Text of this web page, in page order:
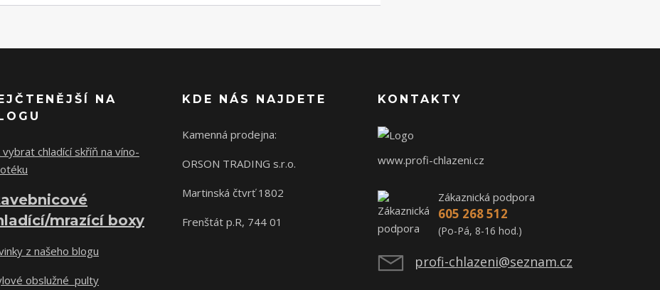
NA
vybrat chladící skříň na víno-
mrazící boxy
z našeho blogu
obslužné pulty
KDE NÁS NAJDETE
Kamenná prodejna:
ORSON TRADING s.r.o.
Martinská čtvrť 1802
Frenštát p.R, 744 01
KONTAKTY
www.profi-chlazeni.cz
Zákaznická podpora
605 268 512
(Po-Pá, 8-16 hod.)
profi-chlazeni@seznam.cz